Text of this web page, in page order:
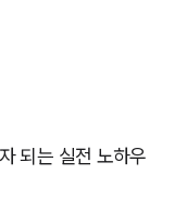
되는 실전 노하우